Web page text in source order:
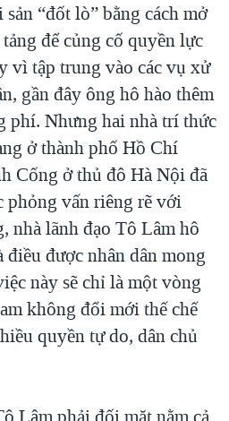
“đốt lò” bằng cách mở
để củng cố quyền lực
vì tập trung vào các vụ xử
gần đây ông hô hào thêm
phí. Nhưng hai nhà trí thức
ở thành phố Hồ Chí
Cống ở thủ đô Hà Nội đã
vấn riêng rẽ với
nhà lãnh đạo Tô Lâm hô
được nhân dân mong
này sẽ chỉ là một vòng
không đổi mới thế chế
quyền tự do, dân chủ